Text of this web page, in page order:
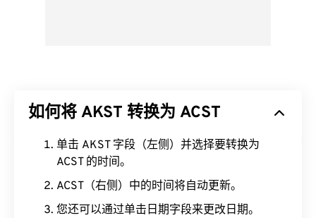
如何将 AKST 转换为 ACST
单击 AKST 字段（左侧）并选择要转换为
ACST 的时间。
ACST（右侧）中的时间将自动更新。
您还可以通过单击日期字段来更改日期。